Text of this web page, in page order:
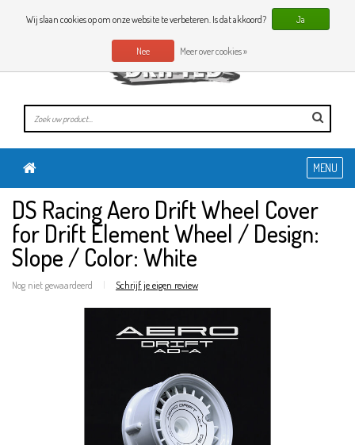
0 Artikelen
NL
MENU
DS Racing Aero Drift Wheel Cover
for Drift Element Wheel / Design:
Slope / Color: White
Nog niet gewaardeerd | Schrijf je eigen review
Wij slaan cookies op om onze website te verbeteren. Is dat akkoord? Ja
Nee Meer over cookies »